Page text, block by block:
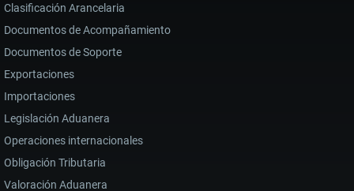
Clasificación Arancelaria
Documentos de Acompañamiento
Documentos de Soporte
Exportaciones
Importaciones
Legislación Aduanera
Operaciones internacionales
Obligación Tributaria
Valoración Aduanera